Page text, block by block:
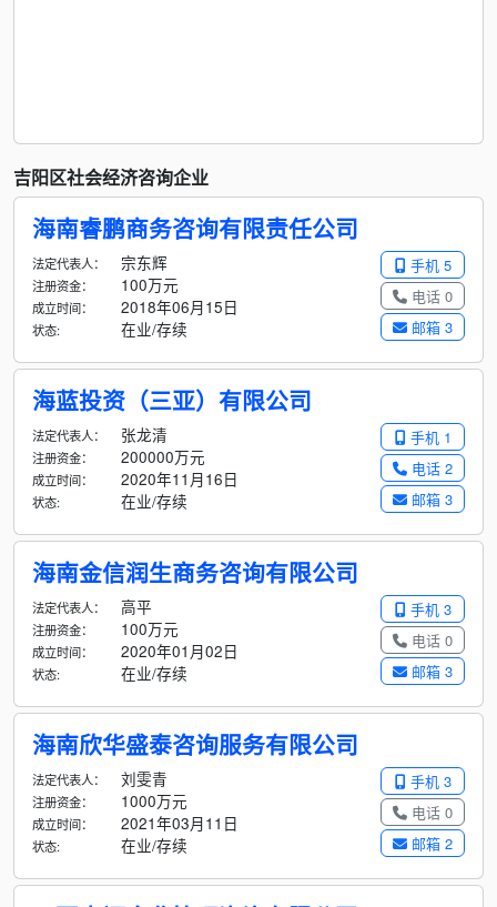
吉阳区社会经济咨询企业
海南睿鹏商务咨询有限责任公司
手机 5
电话 0
邮箱 3
法定代表人： 宗东辉
注册资金： 100万元
成立时间： 2018年06月15日
状态: 在业/存续
海蓝投资（三亚）有限公司
手机 1
电话 2
邮箱 3
法定代表人： 张龙清
注册资金： 200000万元
成立时间： 2020年11月16日
状态: 在业/存续
海南金信润生商务咨询有限公司
手机 3
电话 0
邮箱 3
法定代表人： 高平
注册资金： 100万元
成立时间： 2020年01月02日
状态: 在业/存续
海南欣华盛泰咨询服务有限公司
手机 3
电话 0
邮箱 2
法定代表人： 刘雯青
注册资金： 1000万元
成立时间： 2021年03月11日
状态: 在业/存续